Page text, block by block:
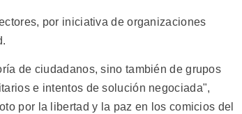
por iniciativa de organizaciones
de ciudadanos, sino también de grupos
e intentos de solución negociada",
por la libertad y la paz en los comicios del